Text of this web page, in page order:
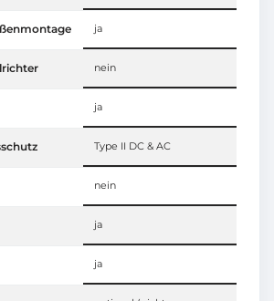
ja
nein
ja
Type II DC & AC
nein
ja
ja